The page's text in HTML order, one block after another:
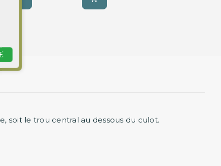
soit le trou central au dessous du culot.